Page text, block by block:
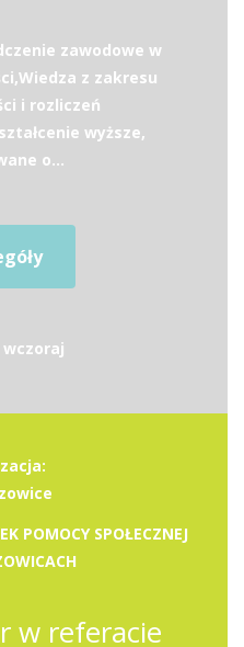
zawodowe w
z zakresu
i rozliczeń
wyższe,
o...
wczoraj
POMOCY SPOŁECZNEJ
w referacie